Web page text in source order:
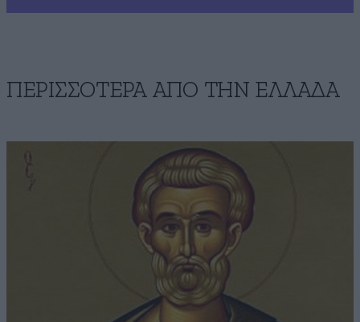
ΠΕΡΙΣΣΟΤΕΡΑ ΑΠΟ ΤΗΝ ΕΛΛΑΔΑ